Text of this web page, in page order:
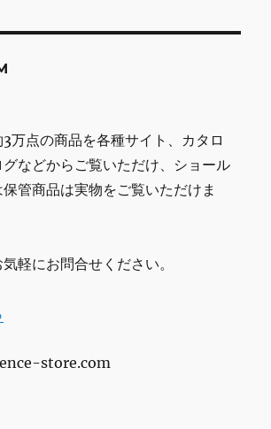
万点の商品を各種サイト、カタロ
などからご覧いただけ、ショール
管商品は実物をご覧いただけま
軽にお問合せください。
store.com